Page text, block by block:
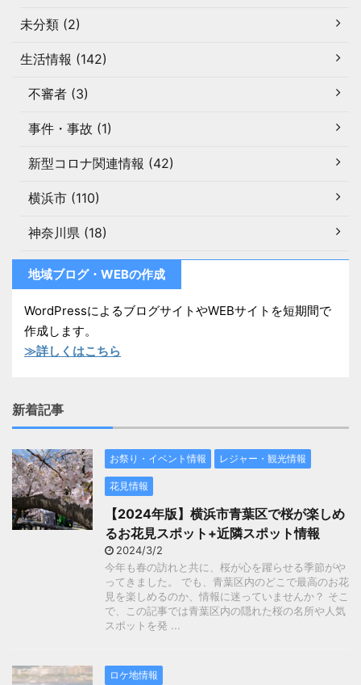
未分類 (2)
生活情報 (142)
不審者 (3)
事件・事故 (1)
新型コロナ関連情報 (42)
横浜市 (110)
神奈川県 (18)
地域ブログ・WEBの作成
WordPressによるブログサイトやWEBサイトを短期間で
作成します。
≫詳しくはこちら
新着記事
お祭り・イベント情報 レジャー・観光情報
花見情報
【2024年版】横浜市青葉区で桜が楽しめ
るお花見スポット+近隣スポット情報
2024/3/2
今年も春の訪れと共に、桜が心を躍らせる季節がや
ってきました。 でも、青葉区内のどこで最高のお花
見を楽しめるのか、情報に迷っていませんか？ そこ
で、この記事では青葉区内の隠れた桜の名所や人気
スポットを発 ...
ロケ地情報